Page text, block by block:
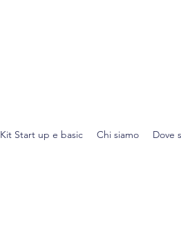
Kit Start up e basic Chi siamo Dove